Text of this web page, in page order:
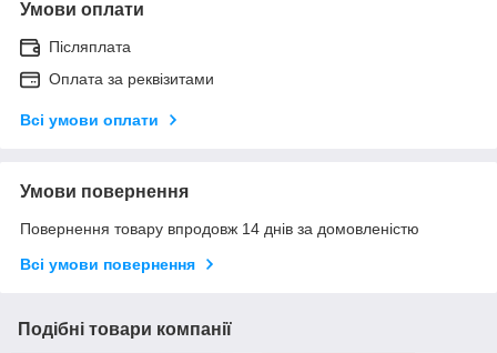
Умови оплати
Післяплата
Оплата за реквізитами
Всі умови оплати
Умови повернення
Повернення товару впродовж 14 днів за домовленістю
Всі умови повернення
Подібні товари компанії